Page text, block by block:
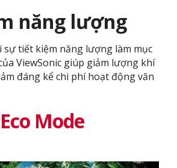
năng lượng
tiết kiệm năng lượng làm mục
ViewSonic giúp giảm lượng khí
đáng kể chi phí hoạt động văn
Eco Mode